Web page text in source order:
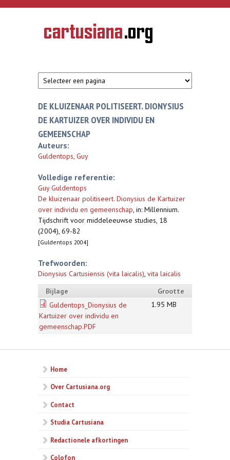
Overslaan en naar de inhoud gaan
CARTUSIANA
Geschiedenis
van de
DE KLUIZENAAR POLITISEERT. DIONYSIUS
DE KARTUIZER OVER INDIVIDU EN
GEMEENSCHAP
Auteurs:
Guldentops, Guy
Volledige referentie:
Guy Guldentops
De kluizenaar politiseert. Dionysius de Kartuizer
over individu en gemeenschap, in: Millennium.
Tijdschrift voor middeleeuwse studies, 18
(2004), 69-82
[Guldentops 2004]
Trefwoorden:
Dionysius Cartusiensis (vita laicalis), vita laicalis
Bijlage
Grootte
Guldentops_Dionysius de
Kartuizer over individu en
gemeenschap.PDF
1.95 MB
Home
Over Cartusiana.org
Contact
Studia Cartusiana
Redactionele afkortingen
Colofon